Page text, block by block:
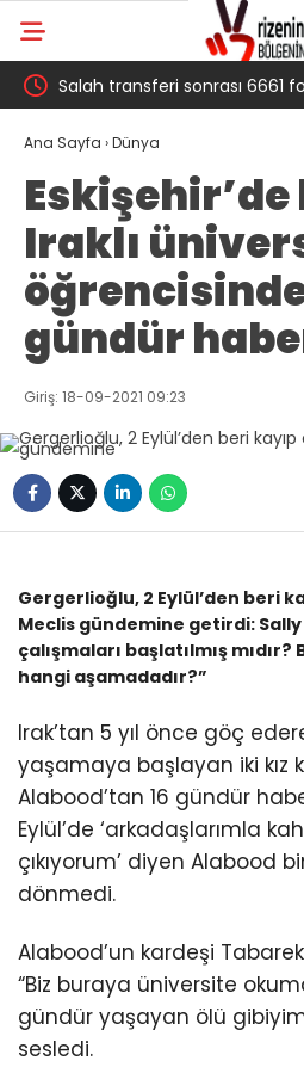
Salah transferi sonrası 6661
belediye başkanına ‘Kimin
Ana Sayfa ›Dünya
Iraklı
gündür
Giriş: 18-09-2021 09:23
Gergerlioğlu, 2 Eylül’den beri
Meclis gündemine getirdi:
çalışmaları başlatılmış
hangi aşamadadır?”
Irak’tan 5 yıl önce göç
yaşamaya başlayan iki kız
Alabood’tan 16 gündür
Eylül’de ‘arkadaşlarımla
çıkıyorum’ diyen Alabood
dönmedi.
Alabood’un kardeşi
“Biz buraya üniversite
gündür yaşayan ölü
sesledi.